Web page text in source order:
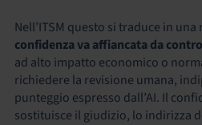
Nell’ITSM questo si traduce in
confidenza va affiancata da
ad alto impatto economico o
richiedere la revisione umana,
punteggio espresso dall’AI. Il
sostituisce il giudizio, lo indirizza